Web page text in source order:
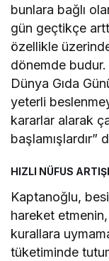
bunlara bağlı
gün geçtikçe
özellikle
dönemde
Dünya Gıda
yeterli
kararlar alarak
başlamışlardır”
HIZLI NÜFUS
Kaptanoğlu,
hareket
kurallara
tüketiminde